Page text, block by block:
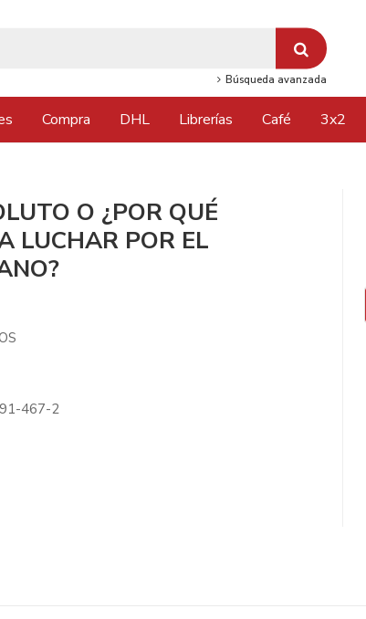
Búsqueda avanzada
Compra DHL Librerías Café 3x2
O ¿POR QUÉ
LUCHAR POR EL
467-2